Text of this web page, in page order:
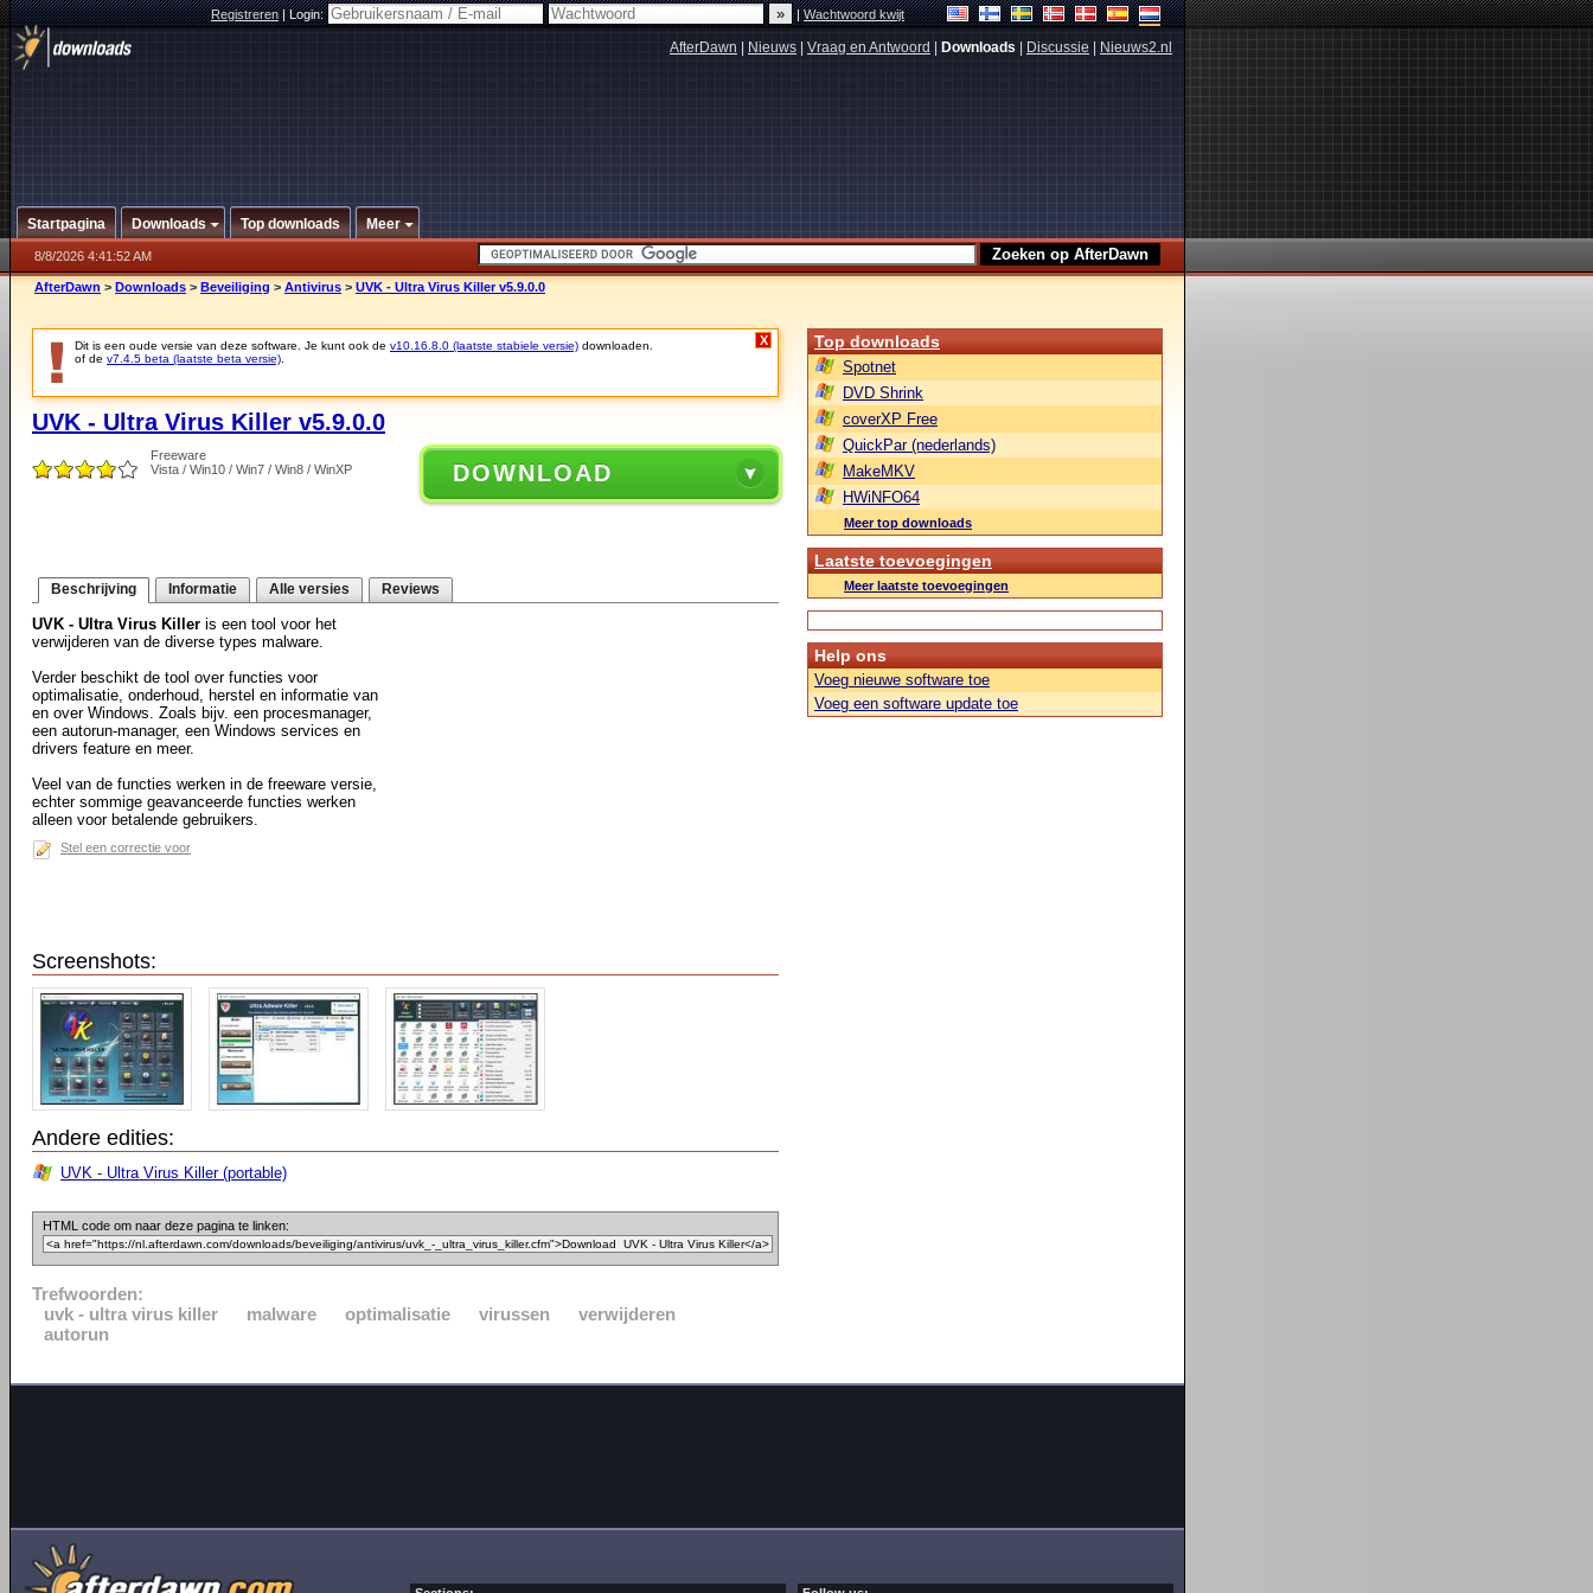
Registreren|Login: |Wachtwoord kwijt
AfterDawn Nieuws Vraag en Antwoord Downloads Discussie Nieuws2.nl
Startpagina Downloads Top downloads Meer
8/8/2026 4:41:52 AM
AfterDawn > Downloads > Beveiliging > Antivirus > UVK - Ultra Virus Killer v5.9.0.0
Dit is een oude versie van deze software. Je kunt ook de v10.16.8.0 (laatste stabiele versie) downloaden.
of de v7.4.5 beta (laatste beta versie)
X
UVK - Ultra Virus Killer v5.9.0.0
Freeware
Vista / Win10 / Win7 / Win8 / WinXP
DOWNLOAD
Beschrijving Informatie Alle versies Reviews
UVK - Ultra Virus Killer is een tool voor het
verwijderen van de diverse types malware.
Verder beschikt de tool over functies voor
optimalisatie, onderhoud, herstel en informatie van
en over Windows. Zoals bijv. een procesmanager,
een autorun-manager, een Windows services en
drivers feature en meer.
Veel van de functies werken in de freeware versie,
echter sommige geavanceerde functies werken
alleen voor betalende gebruikers.
Stel een correctie voor
Screenshots:
Andere edities:
UVK - Ultra Virus Killer (portable)
HTML code om naar deze pagina te linken:
Trefwoorden:
uvk - ultra virus killer
malware optimalisatie virussen
verwijderen
autorun
Top downloads
Spotnet
DVD Shrink
coverXP Free
QuickPar (nederlands)
MakeMKV
HWiNFO64
Meer top downloads
Laatste toevoegingen
Meer laatste toevoegingen
Help ons
Voeg nieuwe software toe
Voeg een software update toe